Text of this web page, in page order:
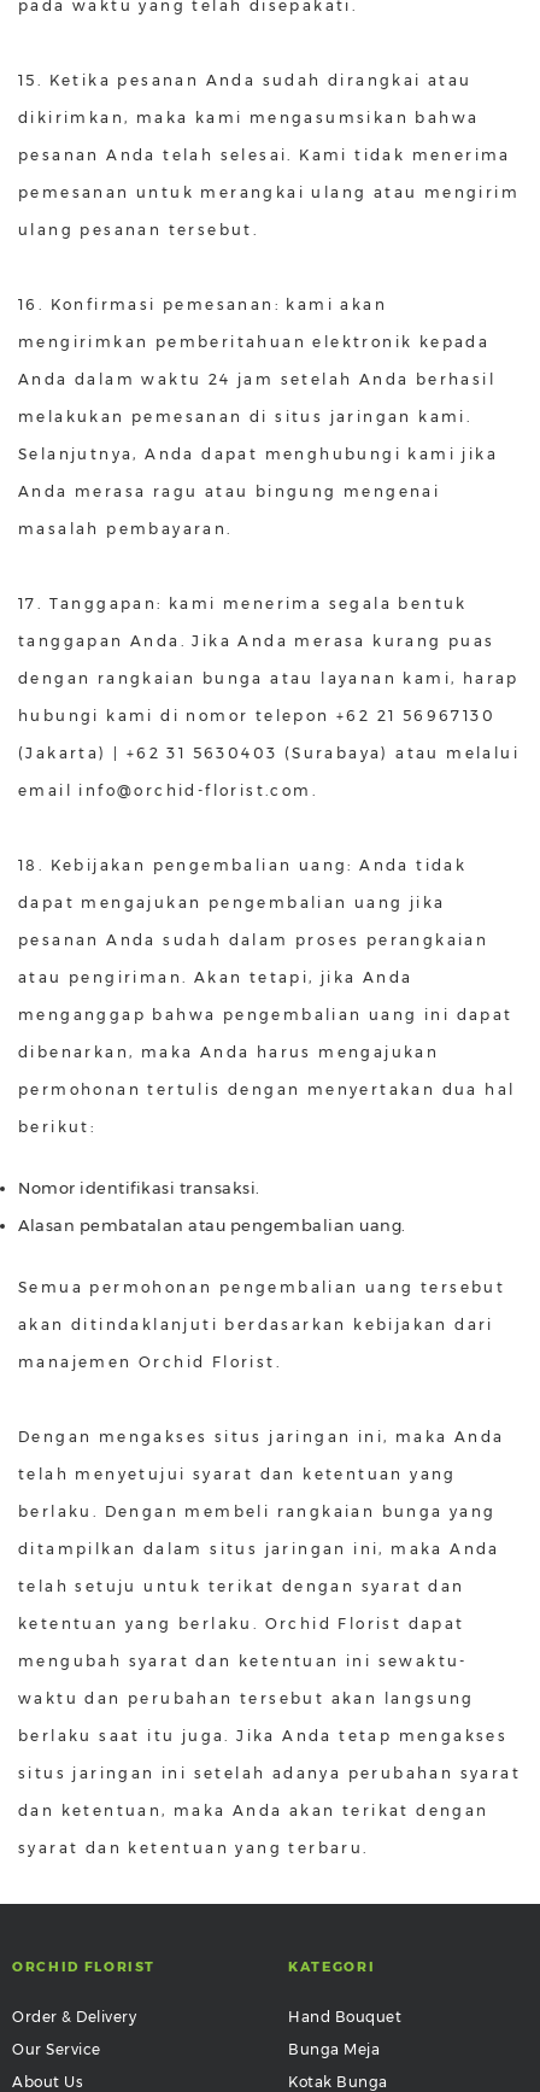
pada waktu yang telah disepakati.
15. Ketika pesanan Anda sudah dirangkai atau
dikirimkan, maka kami mengasumsikan bahwa
pesanan Anda telah selesai. Kami tidak menerima
pemesanan untuk merangkai ulang atau mengirim
ulang pesanan tersebut.
16. Konfirmasi pemesanan: kami akan
mengirimkan pemberitahuan elektronik kepada
Anda dalam waktu 24 jam setelah Anda berhasil
melakukan pemesanan di situs jaringan kami.
Selanjutnya, Anda dapat menghubungi kami jika
Anda merasa ragu atau bingung mengenai
masalah pembayaran.
17. Tanggapan: kami menerima segala bentuk
tanggapan Anda. Jika Anda merasa kurang puas
dengan rangkaian bunga atau layanan kami, harap
hubungi kami di nomor telepon +62 21 56967130
(Jakarta) | +62 31 5630403 (Surabaya) atau melalui
email info@orchid-florist.com.
18. Kebijakan pengembalian uang: Anda tidak
dapat mengajukan pengembalian uang jika
pesanan Anda sudah dalam proses perangkaian
atau pengiriman. Akan tetapi, jika Anda
menganggap bahwa pengembalian uang ini dapat
dibenarkan, maka Anda harus mengajukan
permohonan tertulis dengan menyertakan dua hal
berikut:
Nomor identifikasi transaksi.
Alasan pembatalan atau pengembalian uang.
Semua permohonan pengembalian uang tersebut
akan ditindaklanjuti berdasarkan kebijakan dari
manajemen Orchid Florist.
Dengan mengakses situs jaringan ini, maka Anda
telah menyetujui syarat dan ketentuan yang
berlaku. Dengan membeli rangkaian bunga yang
ditampilkan dalam situs jaringan ini, maka Anda
telah setuju untuk terikat dengan syarat dan
ketentuan yang berlaku. Orchid Florist dapat
mengubah syarat dan ketentuan ini sewaktu-
waktu dan perubahan tersebut akan langsung
berlaku saat itu juga. Jika Anda tetap mengakses
situs jaringan ini setelah adanya perubahan syarat
dan ketentuan, maka Anda akan terikat dengan
syarat dan ketentuan yang terbaru.
ORCHID FLORIST
Order & Delivery
Our Service
About Us
KATEGORI
Hand Bouquet
Bunga Meja
Kotak Bunga